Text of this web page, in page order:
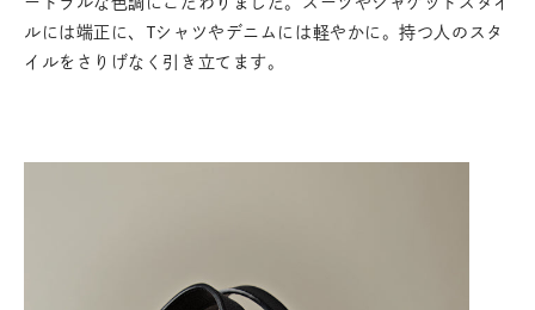
ルには端正に、Tシャツやデニムには軽やかに。持つ人のスタ
イルをさりげなく引き立てます。